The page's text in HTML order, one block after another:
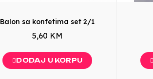
Balon sa konfetima set 2/1
5,60 KM
DODAJ U KORPU